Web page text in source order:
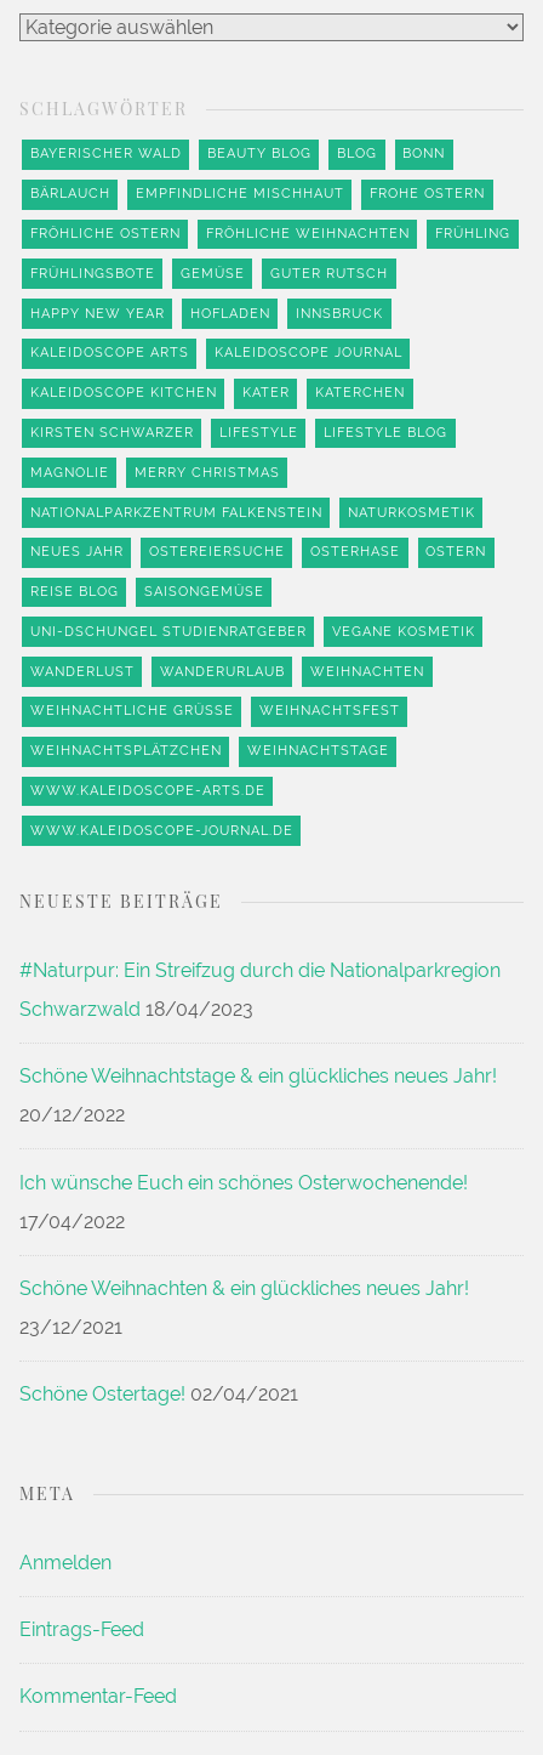
Kategorien
SCHLAGWÖRTER
BAYERISCHER WALD BEAUTY BLOG BLOG BONN
BÄRLAUCH EMPFINDLICHE MISCHHAUT FROHE OSTERN
FRÖHLICHE OSTERN FRÖHLICHE WEIHNACHTEN FRÜHLING
FRÜHLINGSBOTE GEMÜSE GUTER RUTSCH
HAPPY NEW YEAR HOFLADEN INNSBRUCK
KALEIDOSCOPE ARTS KALEIDOSCOPE JOURNAL
KALEIDOSCOPE KITCHEN KATER KATERCHEN
KIRSTEN SCHWARZER LIFESTYLE LIFESTYLE BLOG
MAGNOLIE MERRY CHRISTMAS
NATIONALPARKZENTRUM FALKENSTEIN NATURKOSMETIK
NEUES JAHR OSTEREIERSUCHE OSTERHASE OSTERN
REISE BLOG SAISONGEMÜSE
UNI-DSCHUNGEL STUDIENRATGEBER VEGANE KOSMETIK
WANDERLUST WANDERURLAUB WEIHNACHTEN
WEIHNACHTLICHE GRÜSSE WEIHNACHTSFEST
WEIHNACHTSPLÄTZCHEN WEIHNACHTSTAGE
WWW.KALEIDOSCOPE-ARTS.DE
WWW.KALEIDOSCOPE-JOURNAL.DE
NEUESTE BEITRÄGE
#Naturpur: Ein Streifzug durch die Nationalparkregion
Schwarzwald 18/04/2023
Schöne Weihnachtstage & ein glückliches neues Jahr!
20/12/2022
Ich wünsche Euch ein schönes Osterwochenende!
17/04/2022
Schöne Weihnachten & ein glückliches neues Jahr!
23/12/2021
Schöne Ostertage! 02/04/2021
META
Anmelden
Eintrags-Feed
Kommentar-Feed